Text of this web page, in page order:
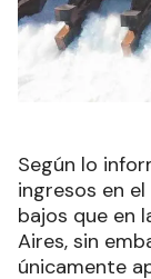
Según lo
ingresos en
bajos que en
Aires, sin
únicamente